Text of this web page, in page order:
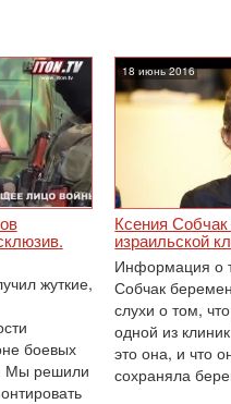
жуткие,
боевых
Мы решили
18 июнь 2016
Ксения
израильской
Информация о
Собчак
слухи о том,
одной из
это она, и что
сохраняла